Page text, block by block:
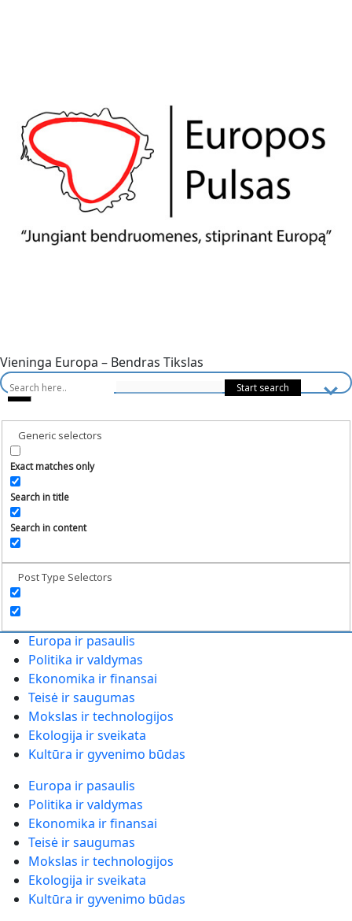
Vieninga Europa – Bendras Tikslas
Generic selectors
Exact matches only
Search in title
Search in content
Post Type Selectors
Europa ir pasaulis
Politika ir valdymas
Ekonomika ir finansai
Teisė ir saugumas
Mokslas ir technologijos
Ekologija ir sveikata
Kultūra ir gyvenimo būdas
Europa ir pasaulis
Politika ir valdymas
Ekonomika ir finansai
Teisė ir saugumas
Mokslas ir technologijos
Ekologija ir sveikata
Kultūra ir gyvenimo būdas